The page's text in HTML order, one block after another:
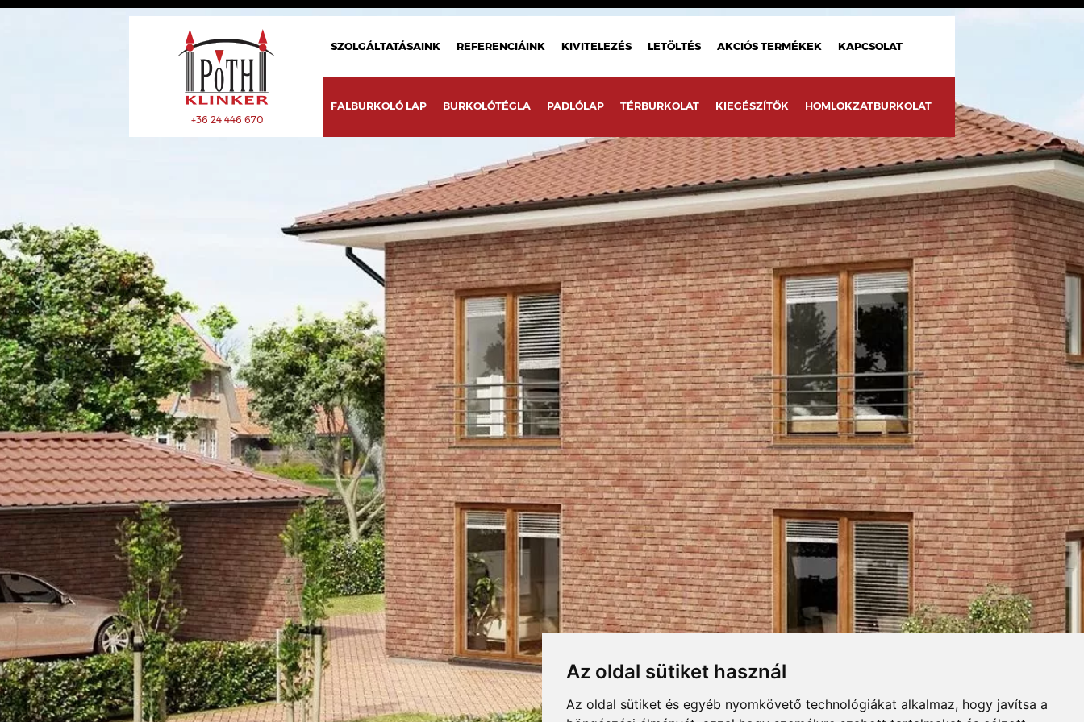
Az oldal sütiket használ
Az oldal sütiket és egyéb nyomkövető technológiákat alkalmaz, hogy javítsa a
+36 24 446 670
SZOLGÁLTATÁSAINK REFERENCIÁINK KIVITELEZÉS LETÖLTÉS AKCIÓS TERMÉKEK KAPCSOLAT
FALBURKOLÓ LAP BURKOLÓTÉGLA PADLÓLAP TÉRBURKOLAT KIEGÉSZÍTŐK HOMLOKZATBURKOLAT
FELDHAUS 688 HOMLOKZATI KLINKERLAP
Összecsuk
JELLEMZŐK MÉRETEK,CSOMAGOLÁS LETÖLTÉSEK FUGASZINEK
TELJES NÉV Feldhaus 688
TÍPUSKÓD R688NF14
SOROZAT Sintra
KIEGÉSZÍTŐK
LEÍRÁS
Homoksárga alapon szórványos barnás égetési foltokkal tarkított, durván rusztikus felületű, kézi vetésű klinkerlap. Kellemes pasztellszínű,
visszafogott, ugyanakkor változatos felületet adó anyag, amely nyugodt, elegáns épületekhez illik. Rusztikus kivitelű fugával mutat jól.
MÉRETEK DOBOZOLÁS
TÖMEG
RAKLAPTÖMEG
DARABSÚLY
DOBOZ / RAKLAP
DARAB / RAKLAP
FELDHAUS LAP KATALÓGUS Letöltés FELDHAUS TELJES KATALÓGUS Letöltés
R688NF14 TELJESÍTMÉNYNYILATKOZAT